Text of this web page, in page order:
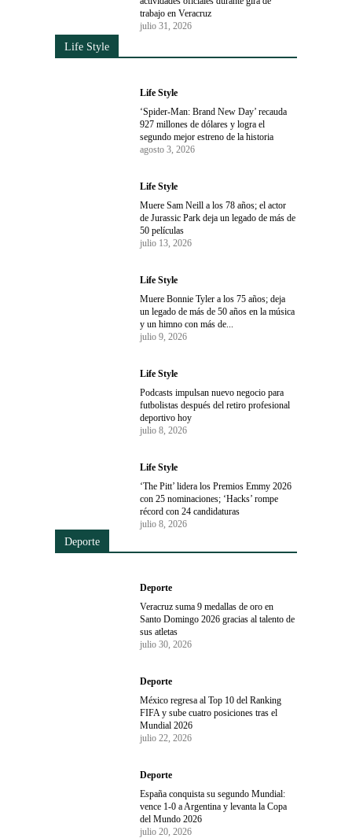
trabajo en Veracruz
julio 31, 2026
Life Style
Life Style
‘Spider-Man: Brand New Day’ recauda
927 millones de dólares y logra el
segundo mejor estreno de la historia
agosto 3, 2026
Life Style
Muere Sam Neill a los 78 años; el actor
de Jurassic Park deja un legado de más de
50 películas
julio 13, 2026
Life Style
Muere Bonnie Tyler a los 75 años; deja
un legado de más de 50 años en la música
y un himno con más de...
julio 9, 2026
Life Style
Podcasts impulsan nuevo negocio para
futbolistas después del retiro profesional
deportivo hoy
julio 8, 2026
Life Style
‘The Pitt’ lidera los Premios Emmy 2026
con 25 nominaciones; ‘Hacks’ rompe
récord con 24 candidaturas
julio 8, 2026
Deporte
Deporte
Veracruz suma 9 medallas de oro en
Santo Domingo 2026 gracias al talento de
sus atletas
julio 30, 2026
Deporte
México regresa al Top 10 del Ranking
FIFA y sube cuatro posiciones tras el
Mundial 2026
julio 22, 2026
Deporte
España conquista su segundo Mundial:
vence 1-0 a Argentina y levanta la Copa
del Mundo 2026
julio 20, 2026